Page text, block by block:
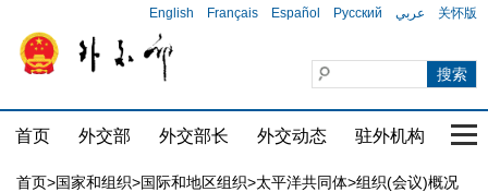
English Français Español Русский عربي 关怀版
首页 外交部 外交部长 外交动态 驻外机构 国
首页>国家和组织>国际和地区组织>太平洋共同体>组织(会议)概况